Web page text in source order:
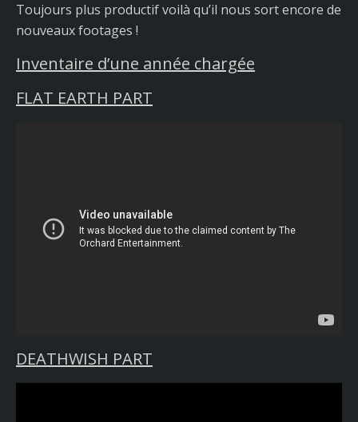
Toujours plus productif voilà qu’il nous sort encore de
nouveaux footages !
Inventaire d’une année chargée
FLAT EARTH PART
DEATHWISH PART